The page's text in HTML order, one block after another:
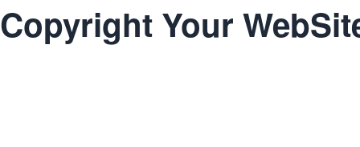
Copyright Your